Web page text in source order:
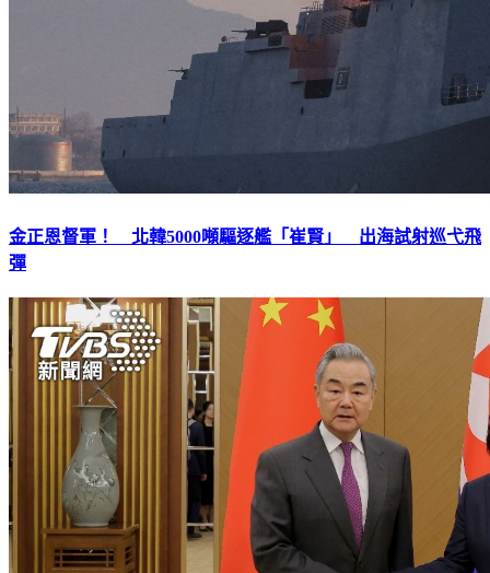
金正恩督軍！ 北韓5000噸驅逐艦「崔賢」 出海試射巡弋飛
彈